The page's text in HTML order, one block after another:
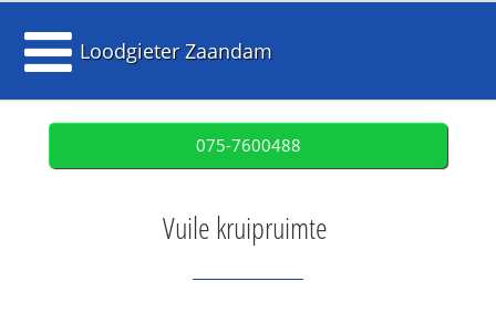
Loodgieter Zaandam
075-7600488
Vuile kruipruimte